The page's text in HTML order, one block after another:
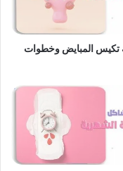
تكيس المبايض وخطوات